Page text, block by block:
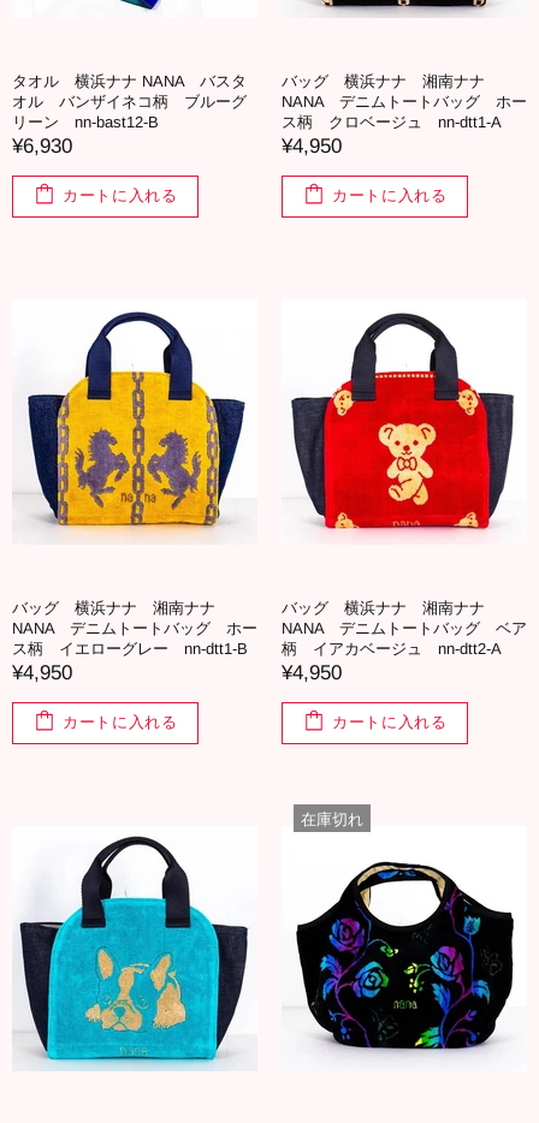
タオル 横浜ナナ NANA バスタ
オル バンザイネコ柄 ブルーグ
リーン nn-bast12-B
¥6,930
カートに入れる
バッグ 横浜ナナ 湘南ナナ
NANA デニムトートバッグ ホー
ス柄 クロベージュ nn-dtt1-A
¥4,950
カートに入れる
バッグ 横浜ナナ 湘南ナナ
NANA デニムトートバッグ ホー
ス柄 イエローグレー nn-dtt1-B
¥4,950
カートに入れる
バッグ 横浜ナナ 湘南ナナ
NANA デニムトートバッグ ベア
柄 イアカベージュ nn-dtt2-A
¥4,950
カートに入れる
在庫切れ